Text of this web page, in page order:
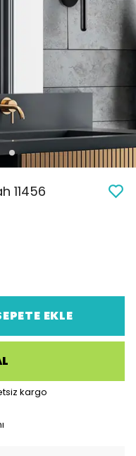
11456
EKLE
kargo